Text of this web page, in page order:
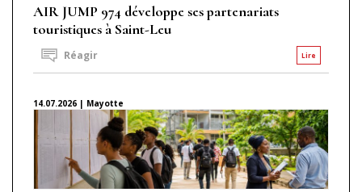
AIR JUMP 974 développe ses partenariats
touristiques à Saint-Leu
Lire
Réagir
14.07.2026 | Mayotte